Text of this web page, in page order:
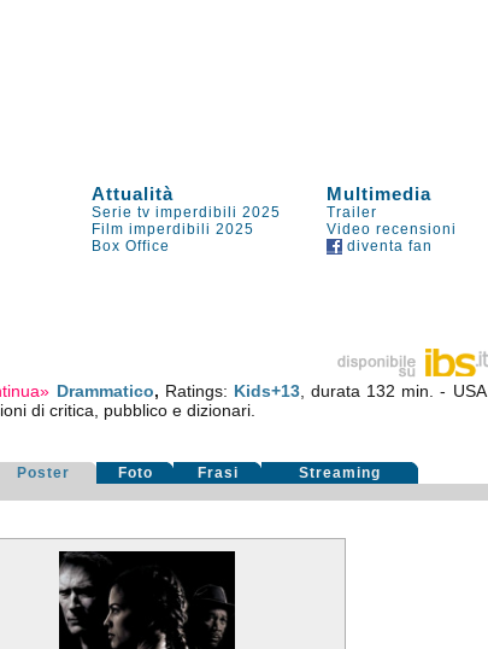
Attualità Multimedia
Serie tv imperdibili 2025 Trailer
Film imperdibili 2025 Video recensioni
Box Office diventa fan
Drammatico, Ratings: Kids+13, durata 132 min. - USA
di critica, pubblico e dizionari.
Poster Foto Frasi Streaming